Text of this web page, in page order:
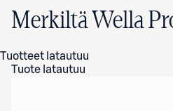
Merkiltä Wella
Tuotteet latautuu
Tuote latautuu